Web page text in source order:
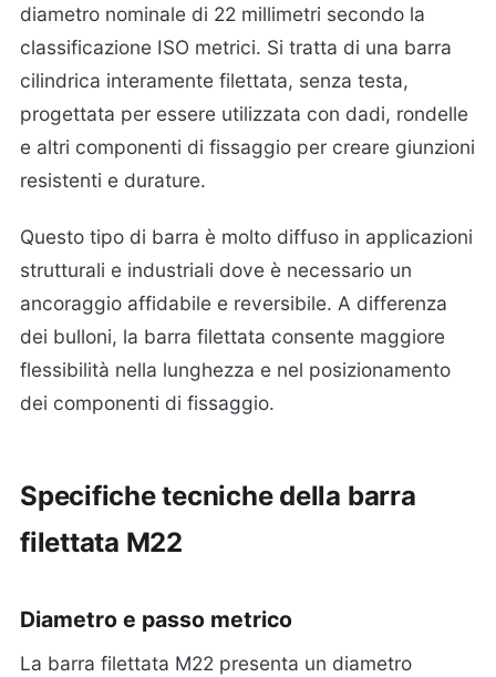
diametro nominale di 22 millimetri secondo la
classificazione ISO metrici. Si tratta di una barra
cilindrica interamente filettata, senza testa,
progettata per essere utilizzata con dadi, rondelle
e altri componenti di fissaggio per creare giunzioni
resistenti e durature.
Questo tipo di barra è molto diffuso in applicazioni
strutturali e industriali dove è necessario un
ancoraggio affidabile e reversibile. A differenza
dei bulloni, la barra filettata consente maggiore
flessibilità nella lunghezza e nel posizionamento
dei componenti di fissaggio.
Specifiche tecniche della barra
filettata M22
Diametro e passo metrico
La barra filettata M22 presenta un diametro